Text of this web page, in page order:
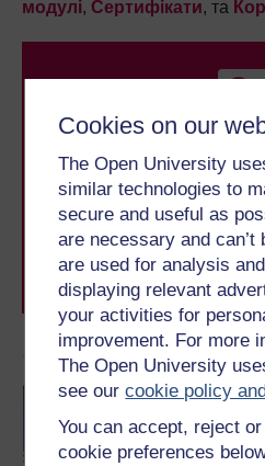
Cookies on our
The Open University
similar technologies to
secure and useful as
are necessary and can’t
are used for analysis
displaying relevant
your activities for
improvement. For more
The Open University
see ourcookie policy
You can accept, reject
cookie preferences
Стати студентом OU
BA/BSc
degree
модулі, Сертифікати, та
Хочете досягти своїх цілей?
і ви приєднаєтеся до понад 2
досягли своїх карєрних та
Перегляньте всі курси